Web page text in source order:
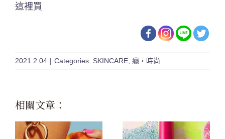
這裡買
2021.2.04 | Categories: SKINCARE, 癮・時尚
相關文章：